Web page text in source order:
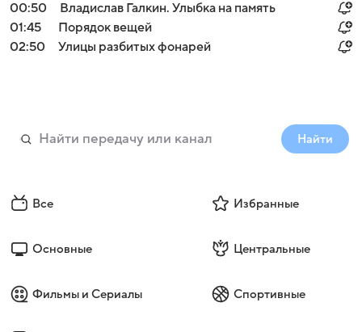
00:50
Владислав Галкин. Улыбка на память
01:45
Порядок вещей
02:50
Улицы разбитых фонарей
Найти
Все Избранные
Основные Центральные
Фильмы и Сериалы Спортивные